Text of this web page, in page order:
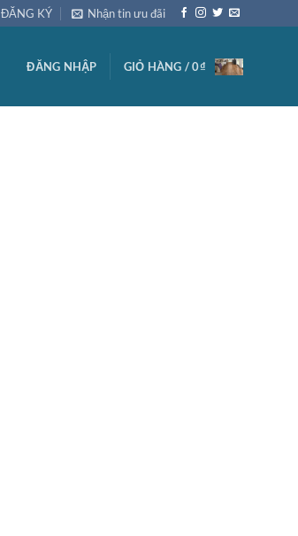
ĐĂNG KÝ Nhận tin ưu đãi
ĐĂNG NHẬP GIỎ HÀNG /0₫